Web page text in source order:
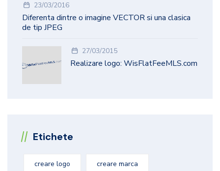
23/03/2016
Diferenta dintre o imagine VECTOR si una clasica
de tip JPEG
27/03/2015
Realizare logo: WisFlatFeeMLS.com
Etichete
creare logo creare marca